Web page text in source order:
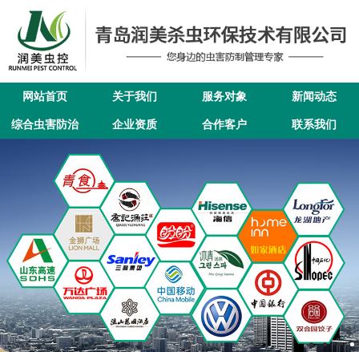
网站首页 关于我们 服务对象 新闻动态
综合虫害防治 企业资质 合作客户 联系我们